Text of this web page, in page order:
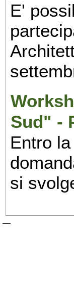
E'
Sud" -
Entro
si